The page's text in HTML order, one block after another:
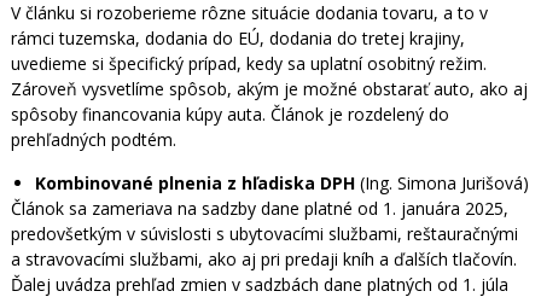
V článku si rozoberieme rôzne situácie dodania tovaru, a to v
rámci tuzemska, dodania do EÚ, dodania do tretej krajiny,
uvedieme si špecifický prípad, kedy sa uplatní osobitný režim.
Zároveň vysvetlíme spôsob, akým je možné obstarať auto, ako aj
spôsoby financovania kúpy auta. Článok je rozdelený do
prehľadných podtém.
Kombinované plnenia z hľadiska DPH (Ing. Simona Jurišová)
Článok sa zameriava na sadzby dane platné od 1. januára 2025,
predovšetkým v súvislosti s ubytovacími službami, reštauračnými
a stravovacími službami, ako aj pri predaji kníh a ďalších tlačovín.
Ďalej uvádza prehľad zmien v sadzbách dane platných od 1. júla